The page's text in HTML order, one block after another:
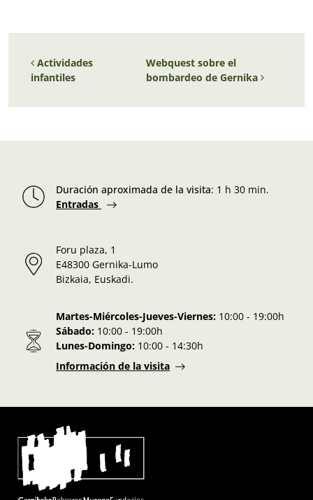
Navegación de entradas
Actividades
infantiles
Webquest sobre el
bombardeo de Gernika
Duración aproximada de la visita: 1 h 30 min.
Entradas
Foru plaza, 1
E48300 Gernika-Lumo
Bizkaia, Euskadi.
Martes-Miércoles-Jueves-Viernes: 10:00 - 19:00h
Sábado: 10:00 - 19:00h
Lunes-Domingo: 10:00 - 14:30h
Información de la visita